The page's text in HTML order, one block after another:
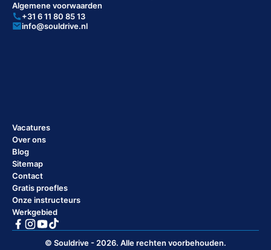
Algemene voorwaarden
+31 6 11 80 85 13
info@souldrive.nl
Vacatures
Over ons
Blog
Sitemap
Contact
Gratis proefles
Onze instructeurs
Werkgebied
© Souldrive - 2026. Alle rechten voorbehouden.